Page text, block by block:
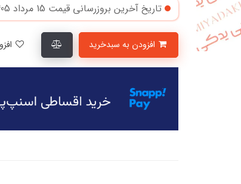
تاریخ آخرین بروزرسانی قیمت 15 مرداد 1405